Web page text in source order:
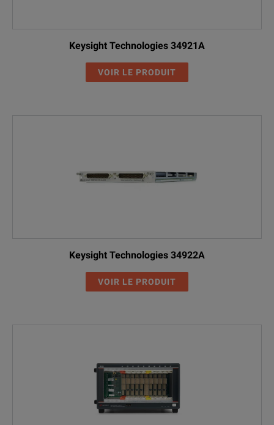
Keysight Technologies 34921A
VOIR LE PRODUIT
Keysight Technologies 34922A
VOIR LE PRODUIT